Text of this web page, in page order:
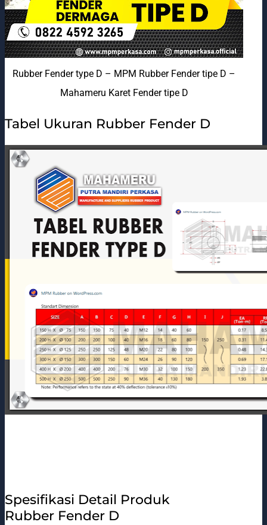
Rubber Fender type D – MPM Rubber Fender tipe D –
Mahameru Karet Fender tipe D
Tabel Ukuran Rubber Fender D
Spesifikasi Detail Produk
Rubber Fender D